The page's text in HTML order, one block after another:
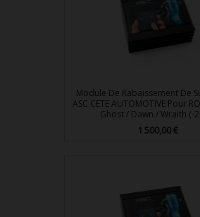
Module De Rabaissement De
ASC CETE AUTOMOTIVE Pour
Ghost / Dawn / Wraith (-
Prix
1 500,00 €